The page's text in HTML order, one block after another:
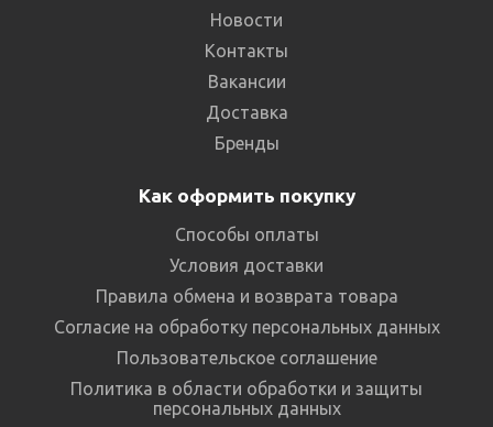
Новости
Контакты
Вакансии
Доставка
Бренды
Как оформить покупку
Способы оплаты
Условия доставки
Правила обмена и возврата товара
Согласие на обработку персональных данных
Пользовательское соглашение
Политика в области обработки и защиты
персональных данных